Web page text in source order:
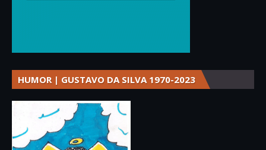
HUMOR | GUSTAVO DA SILVA 1970-2023